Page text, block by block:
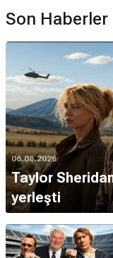
Son Haberler
06.08.2026
Taylor
yerleşti